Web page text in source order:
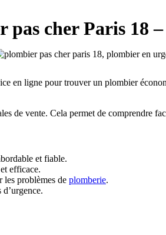
pas cher Paris 18
en ligne pour trouver un plombier
de vente. Cela permet de comprendre
et fiable.
efficace.
les problèmes de plomberie.